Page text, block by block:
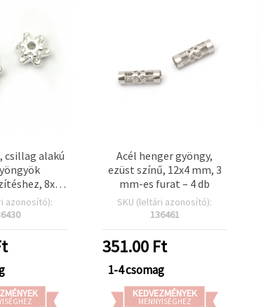
csillag alakú
8x8
es furat,
10 db
azonosító):
Acél henger gyöngy,
ezüst színű, 12x4 mm, 3
mm-es furat – 4 db
SKU (leltári azonosító):
136461
351.00 Ft
1-4 csomag
KEDVEZMÉNYEK
MENNYISÉGHEZ